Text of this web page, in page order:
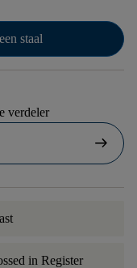
staal
verdeler
arrow_right_alt
in Register